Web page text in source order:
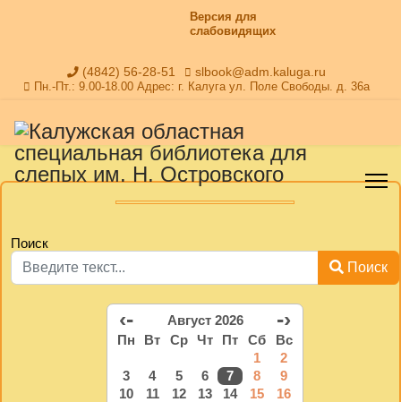
Версия для
слабовидящих
(4842) 56-28-51 slbook@adm.kaluga.ru
Пн.-Пт.: 9.00-18.00 Адрес: г. Калуга ул. Поле Свободы. д. 36а
Поиск
Поиск
‹- Август 2026 -›
Пн Вт Ср Чт Пт Сб
Вс
1
2
3
4 5 6 7 8
9
10
11 12 13 14 15
16